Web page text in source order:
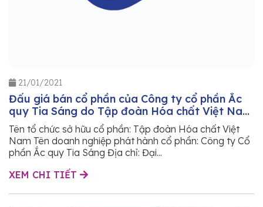
21/01/2021
Đấu giá bán cổ phần của Công ty cổ phần Ắc
quy Tia Sáng do Tập đoàn Hóa chất Việt Nam
sở hữu
Tên tổ chức sở hữu cổ phần: Tập đoàn Hóa chất Việt
Nam Tên doanh nghiệp phát hành cổ phần: Công ty Cổ
phần Ắc quy Tia Sáng Địa chỉ: Đại...
XEM CHI TIẾT